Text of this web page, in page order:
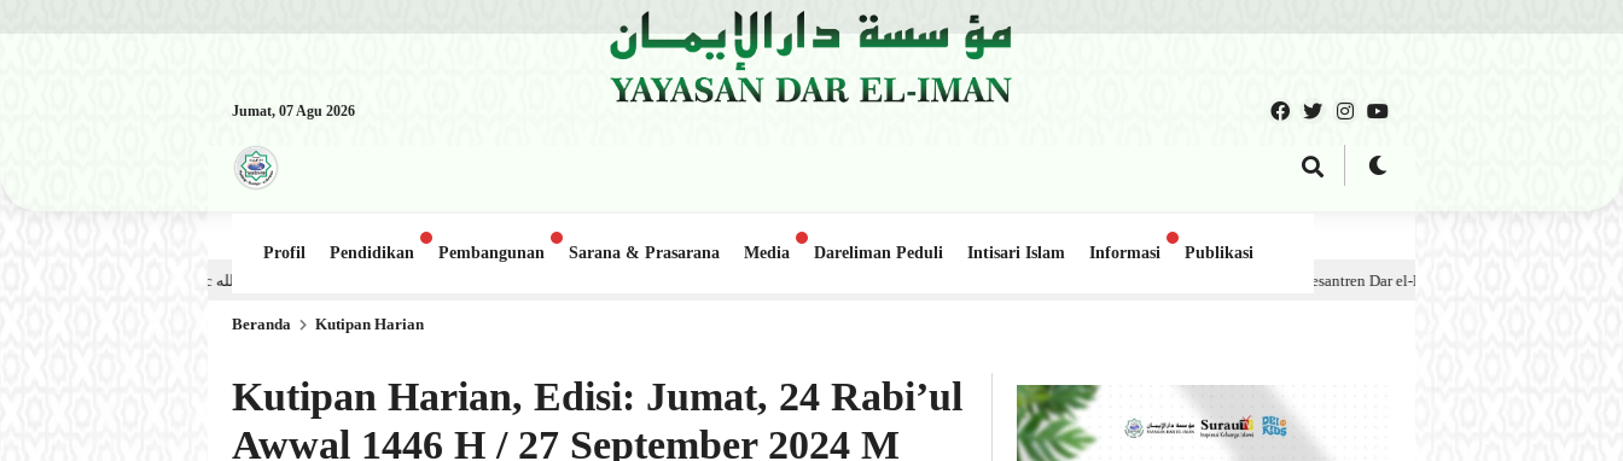
Jumat, 07 Agu 2026
Profil Pendidikan Pembangunan Sarana & Prasarana Media Dareliman Peduli Intisari Islam Informasi
Publikasi
Kajian Kitab: Ustadz Al Munawwir, Lc حفظه الله – Jumat, 31 Juli 2026 (Ba’da Maghrib) Masjid Al-Hakim Nanggalo Lapai
Update Donasi: Pembangunan Gedung Belajar 2, Pondok Pesantren Dar el-Iman – 30 Juli 2026
Beranda Kutipan Harian
Kutipan Harian, Edisi: Jumat, 24 Rabi’ul
Awwal 1446 H / 27 September 2024 M